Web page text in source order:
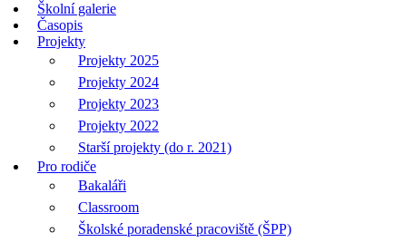
Školní galerie
Časopis
Projekty
Projekty 2025
Projekty 2024
Projekty 2023
Projekty 2022
Starší projekty (do r. 2021)
Pro rodiče
Bakaláři
Classroom
Školské poradenské pracoviště (ŠPP)